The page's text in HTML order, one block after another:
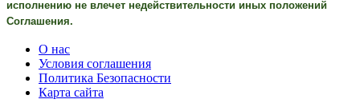
исполнению не влечет недействительности иных положений
Соглашения.
О нас
Условия соглашения
Политика Безопасности
Карта сайта